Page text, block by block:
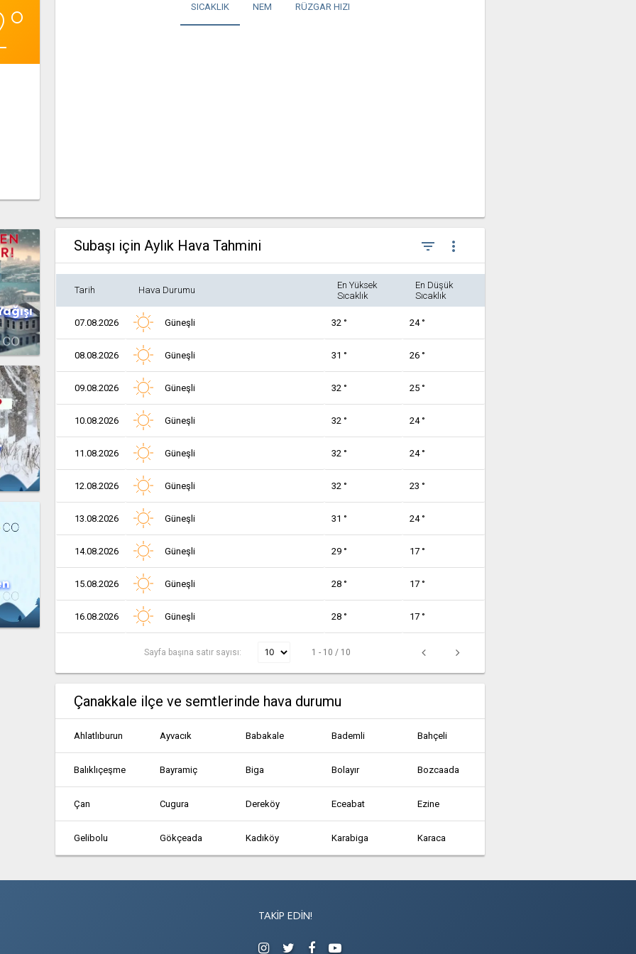
SICAKLIK NEM RÜZGAR HIZI
Subaşı için Aylık Hava Tahmini filter_list more_vert
Tarih Hava Durumu
En Yüksek
Sıcaklık
En Düşük
Sıcaklık
07.08.2026 Güneşli 32 ° 24 °
08.08.2026 Güneşli 31 ° 26 °
09.08.2026 Güneşli 32 ° 25 °
10.08.2026 Güneşli 32 ° 24 °
11.08.2026 Güneşli 32 ° 24 °
12.08.2026 Güneşli 32 ° 23 °
13.08.2026 Güneşli 31 ° 24 °
14.08.2026 Güneşli 29 ° 17 °
15.08.2026 Güneşli 28 ° 17 °
16.08.2026 Güneşli 28 ° 17 °
Sayfa başına satır sayısı: 1 - 10 / 10
Çanakkale ilçe ve semtlerinde hava durumu
Ahlatlıburun Ayvacık Babakale Bademli Bahçeli
Balıklıçeşme Bayramiç Biga Bolayır Bozcaada
Çan Cugura Dereköy Eceabat Ezine
Gelibolu Gökçeada Kadıköy Karabiga Karaca
Yenice
TAKIP EDIN!